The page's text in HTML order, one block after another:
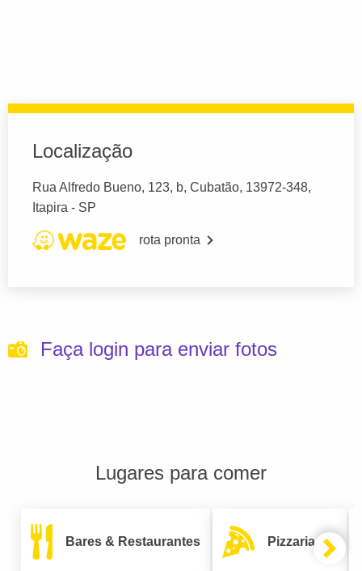
Localização
Rua Alfredo Bueno, 123, b, Cubatão, 13972-348,
Itapira - SP
rota pronta
Faça login para enviar fotos
Lugares para comer
Bares & Restaurantes Pizzarias